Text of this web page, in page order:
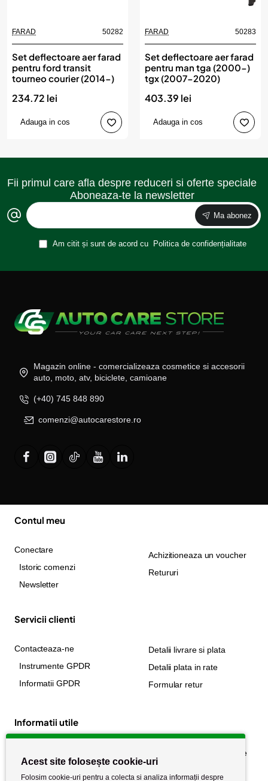
FARAD 50282
Set deflectoare aer farad
pentru ford transit
tourneo courier (2014-)
234.72 lei
Adauga in cos
FARAD 50283
Set deflectoare aer farad
pentru man tga (2000-)
tgx (2007-2020)
403.39 lei
Adauga in cos
Fii primul care afla despre reduceri si oferte speciale
Aboneaza-te la newsletter
Ma abonez
Am citit și sunt de acord cu Politica de confidențialitate
Magazin online - comercializeaza cosmetice si accesorii
auto, moto, atv, biciclete, camioane
(+40) 745 848 890
comenzi@autocarestore.ro
Contul meu
Conectare
Istoric comenzi
Newsletter
Achizitioneaza un voucher
Retururi
Servicii clienti
Contacteaza-ne
Instrumente GPDR
Informatii GPDR
Detalii livrare si plata
Detalii plata in rate
Formular retur
Informatii utile
Politica de confidențialitate
Acest site folosește cookie-uri
Folosim cookie-uri pentru a colecta si analiza informații despre